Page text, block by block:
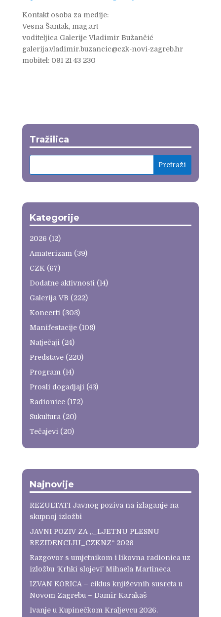
Kontakt osoba za medije:
Vesna Šantak, mag.art
voditeljica Galerije Vladimir Bužančić
galerija.vladimir.buzancic@czk-novi-zagreb.hr
mobitel: 091 21 43 230
Tražilica
Kategorije
2026 (12)
Amaterizam(39)
CZK(67)
Dodatne aktivnosti(14)
Galerija VB (222)
Koncerti(303)
Manifestacije(108)
Natječaji(24)
Predstave(220)
Program(14)
Prosli dogadjaji(43)
Radionice(172)
Sukultura(20)
Tečajevi(20)
Najnovije
REZULTATI Javnog poziva na izlaganje na
skupnoj izložbi
JAVNI POZIV ZA „_LJETNU PLESNU
REZIDENCIJU_CZKNZ“ 2026
Razgovor s umjetnikom i likovna radionica uz
izložbu ‘Krhki slojevi’ Mihaela Martineca
IZVAN KORICA – ciklus književnih susreta u
Novom Zagrebu – Damir Karakaš
Ivanje u Kupinečkom Kraljevcu 2026.